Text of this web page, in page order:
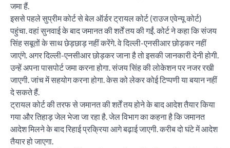
जमा हैं.
इससे पहले सुप्रीम कोर्ट से बेल ऑर्डर ट्रायल कोर्ट (राउज एवेन्यू कोर्ट)
पहुंचा. वहां सुनवाई के बाद जमानत की शर्तें तय की गईं. कोर्ट ने कहा कि संजय
सिंह सबूतों के साथ छेड़छाड़ नहीं करेंगे. वे दिल्ली-एनसीआर छोड़कर नहीं
जाएंगे. अगर दिल्ली-एनसीआर छोड़कर जाना है तो इसकी जानकारी देनी होगी.
उन्हें अपना पासपोर्ट जमा करना होगा. संजय सिंह की लोकेशन पर नजर रखी
जाएगी. जांच में सहयोग करना होगा. केस को लेकर कोई टिप्पणी या बयान नहीं
दे सकते हैं.
ट्रायल कोर्ट की तरफ से जमानत की शर्तें तय होने के बाद आदेश तैयार किया
गया और तिहाड़ जेल भेजा जा रहा है. जेल विभाग का कहना है कि जमानत
आदेश मिलने के बाद रिहाई प्रक्रिया आगे बढ़ाई जाएगी. करीब दो घंटे में आदेश
तैयार हो जाएगा.